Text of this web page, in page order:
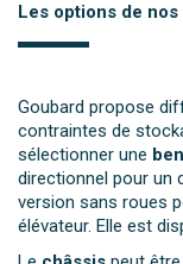
Les options de
Goubard propose
contraintes de
sélectionner une
directionnel pour un
version sans roues
élévateur. Elle est